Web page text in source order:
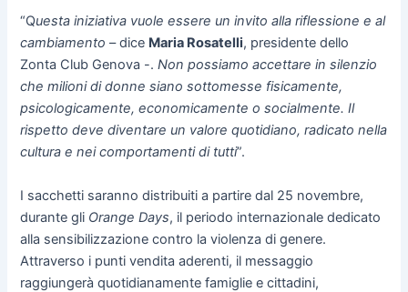
“Questa iniziativa vuole essere un invito alla riflessione e al
cambiamento – dice Maria Rosatelli, presidente dello
Zonta Club Genova -.Non possiamo accettare in silenzio
che milioni di donne siano sottomesse fisicamente,
psicologicamente, economicamente o socialmente. Il
rispetto deve diventare un valore quotidiano, radicato nella
cultura e nei comportamenti di tutti”.
I sacchetti saranno distribuiti a partire dal 25 novembre,
durante gli Orange Days, il periodo internazionale dedicato
alla sensibilizzazione contro la violenza di genere.
Attraverso i punti vendita aderenti, il messaggio
raggiungerà quotidianamente famiglie e cittadini,